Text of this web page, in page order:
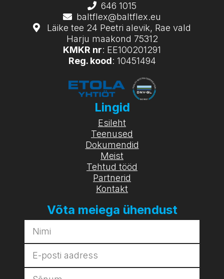
646 1015
baltflex@baltflex.eu
Läike tee 24 Peetri alevik, Rae vald
Harju maakond 75312
KMKR nr: EE100201291
Reg. kood: 10451494
Lingid
Esileht
Teenused
Dokumendid
Meist
Tehtud tööd
Partnerid
Kontakt
Võta meiega ühendust